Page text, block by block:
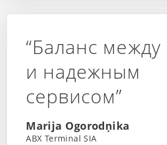
“Баланс
и надежным
сервисом”
Marija Ogorodņika
ABX Terminal SIA